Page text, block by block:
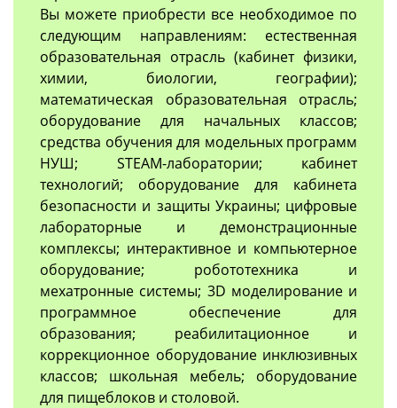
Вы можете приобрести все необходимое по
следующим направлениям: естественная
образовательная отрасль (кабинет физики,
химии, биологии, географии);
математическая образовательная отрасль;
оборудование для начальных классов;
средства обучения для модельных программ
НУШ; STEAM-лаборатории; кабинет
технологий; оборудование для кабинета
безопасности и защиты Украины; цифровые
лабораторные и демонстрационные
комплексы; интерактивное и компьютерное
оборудование; робототехника и
мехатронные системы; 3D моделирование и
программное обеспечение для
образования; реабилитационное и
коррекционное оборудование инклюзивных
классов; школьная мебель; оборудование
для пищеблоков и столовой.